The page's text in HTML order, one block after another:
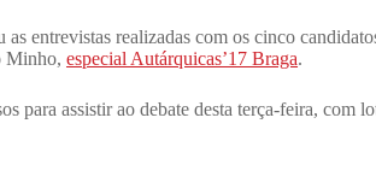
entrevistas realizadas com os cinco
Minho,especial Autárquicas’17 Braga.
para assistir ao debate desta terça-feira, com